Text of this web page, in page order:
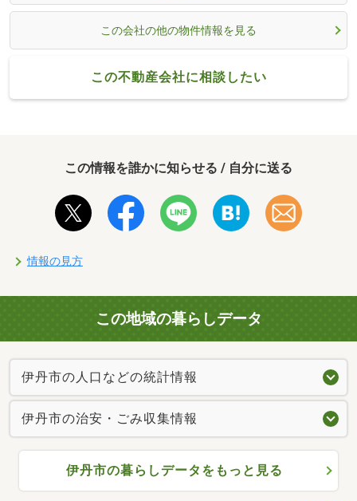
この会社の他の物件情報を見る
この不動産会社に相談したい
この情報を誰かに知らせる / 自分に送る
情報の見方
この地域の暮らしデータ
伊丹市の人口などの統計情報
伊丹市の治安・ごみ収集情報
伊丹市の暮らしデータをもっと見る